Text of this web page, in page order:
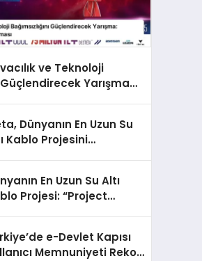
ve Teknoloji
Güçlendirecek Yarışma:
Dünyanın En Uzun Su
Kablo Projesini
En Uzun Su Altı
Projesi: “Project
e-Devlet Kapısı
Memnuniyeti Rekor